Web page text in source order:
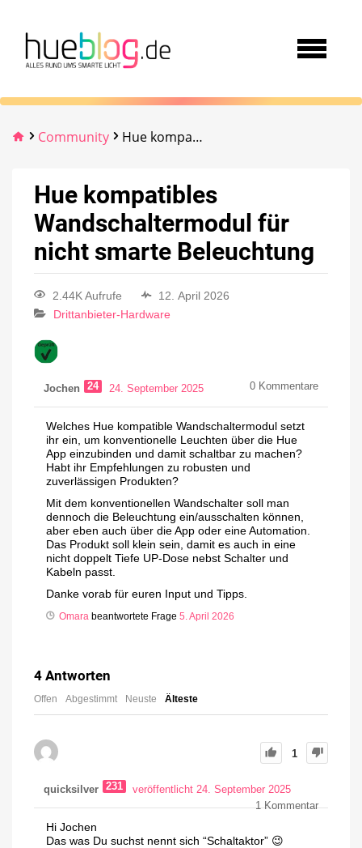
Community Hue kompatibles Wandschaltermodul für nicht smarte Beleuchtung
Hue kompatibles
Wandschaltermodul für
nicht smarte Beleuchtung
2.44K Aufrufe
12. April 2026
Drittanbieter-Hardware
Jochen 24 24. September 2025 0 Kommentare
Welches Hue kompatible Wandschaltermodul setzt
ihr ein, um konventionelle Leuchten über die Hue
App einzubinden und damit schaltbar zu machen?
Habt ihr Empfehlungen zu robusten und
zuverlässigen Produkten?
Mit dem konventionellen Wandschalter soll man
dennoch die Beleuchtung ein/ausschalten können,
aber eben auch über die App oder eine Automation.
Das Produkt soll klein sein, damit es auch in eine
nicht doppelt Tiefe UP-Dose nebst Schalter und
Kabeln passt.
Danke vorab für euren Input und Tipps.
Omara beantwortete Frage 5. April 2026
4 Antworten
Offen Abgestimmt Neuste Älteste
1
quicksilver 231
veröffentlicht 24. September 2025
1Kommentar
Hi Jochen
Das was Du suchst nennt sich “Schaltaktor” 😉